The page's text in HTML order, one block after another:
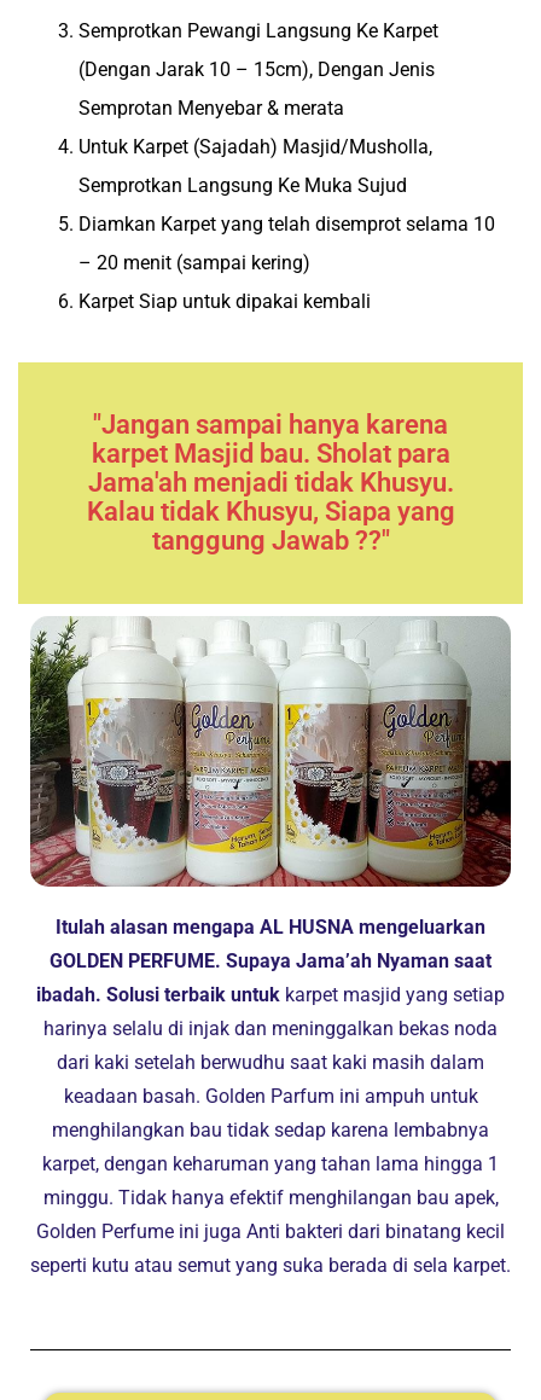
Semprotkan Pewangi Langsung Ke Karpet
(Dengan Jarak 10 – 15cm), Dengan Jenis
Semprotan Menyebar & merata
Untuk Karpet (Sajadah) Masjid/Musholla,
Semprotkan Langsung Ke Muka Sujud
Diamkan Karpet yang telah disemprot selama 10
– 20 menit (sampai kering)
Karpet Siap untuk dipakai kembali
"Jangan sampai hanya karena
karpet Masjid bau. Sholat para
Jama'ah menjadi tidak Khusyu.
Kalau tidak Khusyu, Siapa yang
tanggung Jawab ??"
Itulah alasan mengapa AL HUSNA mengeluarkan
GOLDEN PERFUME. Supaya Jama’ah Nyaman saat
ibadah. Solusi terbaik untuk karpet masjid yang setiap
harinya selalu di injak dan meninggalkan bekas noda
dari kaki setelah berwudhu saat kaki masih dalam
keadaan basah. Golden Parfum ini ampuh untuk
menghilangkan bau tidak sedap karena lembabnya
karpet, dengan keharuman yang tahan lama hingga 1
minggu. Tidak hanya efektif menghilangan bau apek,
Golden Perfume ini juga Anti bakteri dari binatang kecil
seperti kutu atau semut yang suka berada di sela karpet.